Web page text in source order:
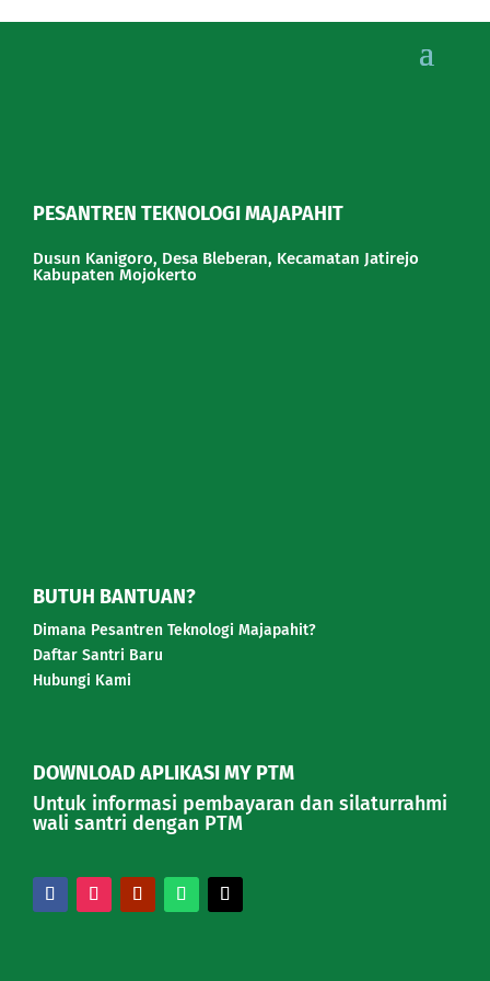
PESANTREN TEKNOLOGI MAJAPAHIT
Dusun Kanigoro, Desa Bleberan, Kecamatan Jatirejo
Kabupaten Mojokerto
BUTUH BANTUAN?
Dimana Pesantren Teknologi Majapahit?
Daftar Santri Baru
Hubungi Kami
DOWNLOAD APLIKASI MY PTM
Untuk informasi pembayaran dan silaturrahmi
wali santri dengan PTM